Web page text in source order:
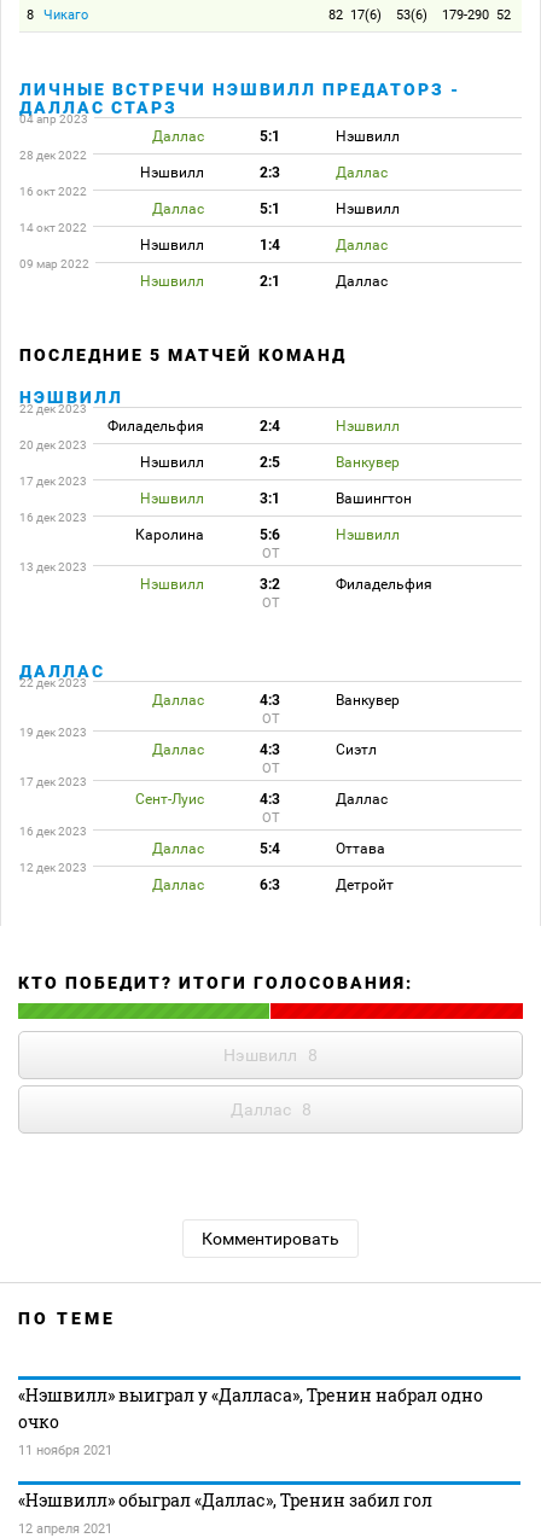
8 Чикаго 82 17(6) 53(6) 179-290 52
ЛИЧНЫЕ ВСТРЕЧИ НЭШВИЛЛ ПРЕДАТОРЗ -
ДАЛЛАС СТАРЗ
04 апр 2023
Даллас 5:1 Нэшвилл
28 дек 2022
Нэшвилл 2:3 Даллас
16 окт 2022
Даллас 5:1 Нэшвилл
14 окт 2022
Нэшвилл 1:4 Даллас
09 мар 2022
Нэшвилл 2:1 Даллас
ПОСЛЕДНИЕ 5 МАТЧЕЙ КОМАНД
НЭШВИЛЛ
22 дек 2023
Филадельфия 2:4 Нэшвилл
20 дек 2023
Нэшвилл 2:5 Ванкувер
17 дек 2023
Нэшвилл 3:1 Вашингтон
16 дек 2023
Каролина 5:6 Нэшвилл
ОТ
13 дек 2023
Нэшвилл 3:2 Филадельфия
ОТ
ДАЛЛАС
22 дек 2023
Даллас 4:3 Ванкувер
ОТ
19 дек 2023
Даллас 4:3 Сиэтл
ОТ
17 дек 2023
Сент-Луис 4:3 Даллас
ОТ
16 дек 2023
Даллас 5:4 Оттава
12 дек 2023
Даллас 6:3 Детройт
КТО ПОБЕДИТ? ИТОГИ ГОЛОСОВАНИЯ:
Нэшвилл 8
Даллас 8
Комментировать
ПО ТЕМЕ
«Нэшвилл» выиграл у «Далласа», Тренин набрал одно
очко
11 ноября 2021
«Нэшвилл» обыграл «Даллас», Тренин забил гол
12 апреля 2021